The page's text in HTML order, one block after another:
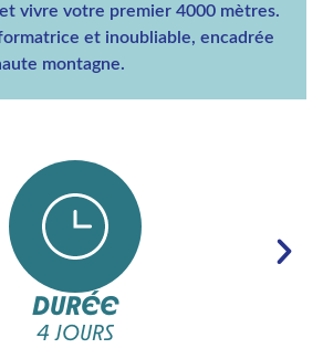
vivre votre premier 4000 mètres.
et inoubliable, encadrée
montagne.
DURÉE
4 JOURS